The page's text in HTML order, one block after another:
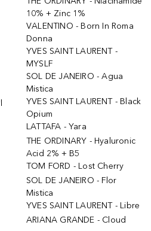
10% + Zinc 1%
VALENTINO - Born In Roma
Donna
YVES SAINT LAURENT -
MYSLF
SOL DE JANEIRO - Agua
Mistica
YVES SAINT LAURENT - Black
Opium
LATTAFA - Yara
THE ORDINARY - Hyaluronic
Acid 2% + B5
TOM FORD - Lost Cherry
SOL DE JANEIRO - Flor
Mistica
YVES SAINT LAURENT - Libre
ARIANA GRANDE - Cloud